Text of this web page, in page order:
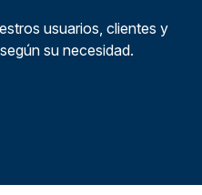
usuarios, clientes y
su necesidad.